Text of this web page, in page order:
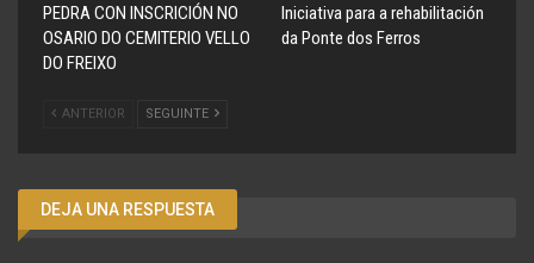
PEDRA CON INSCRICIÓN NO
OSARIO DO CEMITERIO VELLO
DO FREIXO
Iniciativa para a rehabilitación
da Ponte dos Ferros
ANTERIOR SEGUINTE
DEJA UNA RESPUESTA